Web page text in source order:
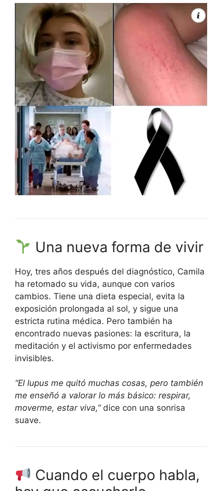
Una nueva forma de vivir
Hoy, tres años después del diagnóstico, Camila
ha retomado su vida, aunque con varios
cambios. Tiene una dieta especial, evita la
exposición prolongada al sol, y sigue una
estricta rutina médica. Pero también ha
encontrado nuevas pasiones: la escritura, la
meditación y el activismo por enfermedades
invisibles.
“El lupus me quitó muchas cosas, pero también
me enseñó a valorar lo más básico: respirar,
moverme, estar viva,”dice con una sonrisa
suave.
Cuando el cuerpo habla,